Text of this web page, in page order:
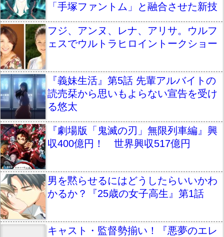
「手塚ファントム」と融合させた新技
フジ、アンヌ、レナ、アリサ。ウルフ
ェスでウルトラヒロイントークショー
『義妹生活』第5話 先輩アルバイトの
読売栞から思いもよらない宣告を受け
る悠太
『劇場版「鬼滅の刃」無限列車編』興
収400億円！ 世界興収517億円
男を黙らせるにはどうしたらいいかわ
かるか？『25歳の女子高生』第1話
キャスト・監督勢揃い！『悪夢のエレ